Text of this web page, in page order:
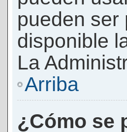
pueden ser
disponible
La
Arriba
¿Cómo se